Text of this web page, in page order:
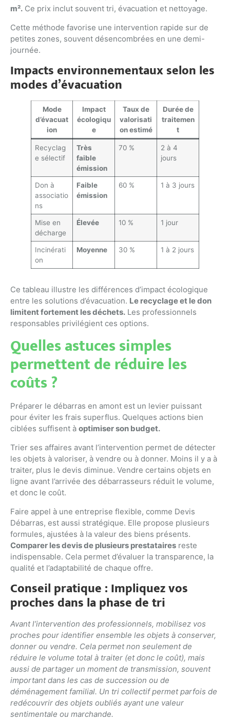
m². Ce prix inclut souvent tri, évacuation et nettoyage.
Cette méthode favorise une intervention rapide sur de
petites zones, souvent désencombrées en une demi-
journée.
Impacts environnementaux selon les
modes d’évacuation
Mode
d’évacuat
ion
Impact
écologiqu
e
Taux de
valorisati
on estimé
Durée de
traitemen
t
Recyclag
e sélectif
Très
faible
émission
70 %
2 à 4
jours
Don à
associatio
ns
Faible
émission
60 % 1 à 3 jours
Mise en
décharge
Élevée 10 % 1 jour
Incinérati
on
Moyenne 30 % 1 à 2 jours
Ce tableau illustre les différences d’impact écologique
entre les solutions d’évacuation. Le recyclage et le don
limitent fortement les déchets. Les professionnels
responsables privilégient ces options.
Quelles astuces simples
permettent de réduire les
coûts ?
Préparer le débarras en amont est un levier puissant
pour éviter les frais superflus. Quelques actions bien
ciblées suffisent à optimiser son budget.
Trier ses affaires avant l’intervention permet de détecter
les objets à valoriser, à vendre ou à donner. Moins il y a à
traiter, plus le devis diminue. Vendre certains objets en
ligne avant l’arrivée des débarrasseurs réduit le volume,
et donc le coût.
Faire appel à une entreprise flexible, comme Devis
Débarras, est aussi stratégique. Elle propose plusieurs
formules, ajustées à la valeur des biens présents.
Comparer les devis de plusieurs prestataires reste
indispensable. Cela permet d’évaluer la transparence, la
qualité et l’adaptabilité de chaque offre.
Conseil pratique : Impliquez vos
proches dans la phase de tri
Avant l’intervention des professionnels, mobilisez vos
proches pour identifier ensemble les objets à conserver,
donner ou vendre. Cela permet non seulement de
réduire le volume total à traiter (et donc le coût), mais
aussi de partager un moment de transmission, souvent
important dans les cas de succession ou de
déménagement familial. Un tri collectif permet parfois de
redécouvrir des objets oubliés ayant une valeur
sentimentale ou marchande.